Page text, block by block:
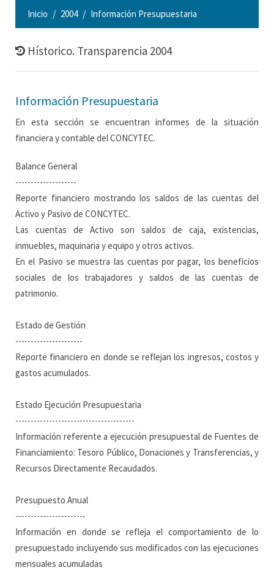
Inicio 2004 Información Presupuestaria
Hístorico. Transparencia 2004
Información Presupuestaria
En esta sección se encuentran informes de la situación
financiera y contable del CONCYTEC.
Balance General
--------------------
Reporte financiero mostrando los saldos de las cuentas del
Activo y Pasivo de CONCYTEC.
Las cuentas de Activo son saldos de caja, existencias,
inmuebles, maquinaria y equipo y otros activos.
En el Pasivo se muestra las cuentas por pagar, los beneficios
sociales de los trabajadores y saldos de las cuentas de
patrimonio.
Estado de Gestión
----------------------
Reporte financiero en donde se reflejan los ingresos, costos y
gastos acumulados.
Estado Ejecución Presupuestaria
---------------------------------------
Información referente a ejecución presupuestal de Fuentes de
Financiamiento: Tesoro Público, Donaciones y Transferencias, y
Recursos Directamente Recaudados.
Presupuesto Anual
-----------------------
Información en donde se refleja el comportamiento de lo
presupuestado incluyendo sus modificados con las ejecuciones
mensuales acumuladas